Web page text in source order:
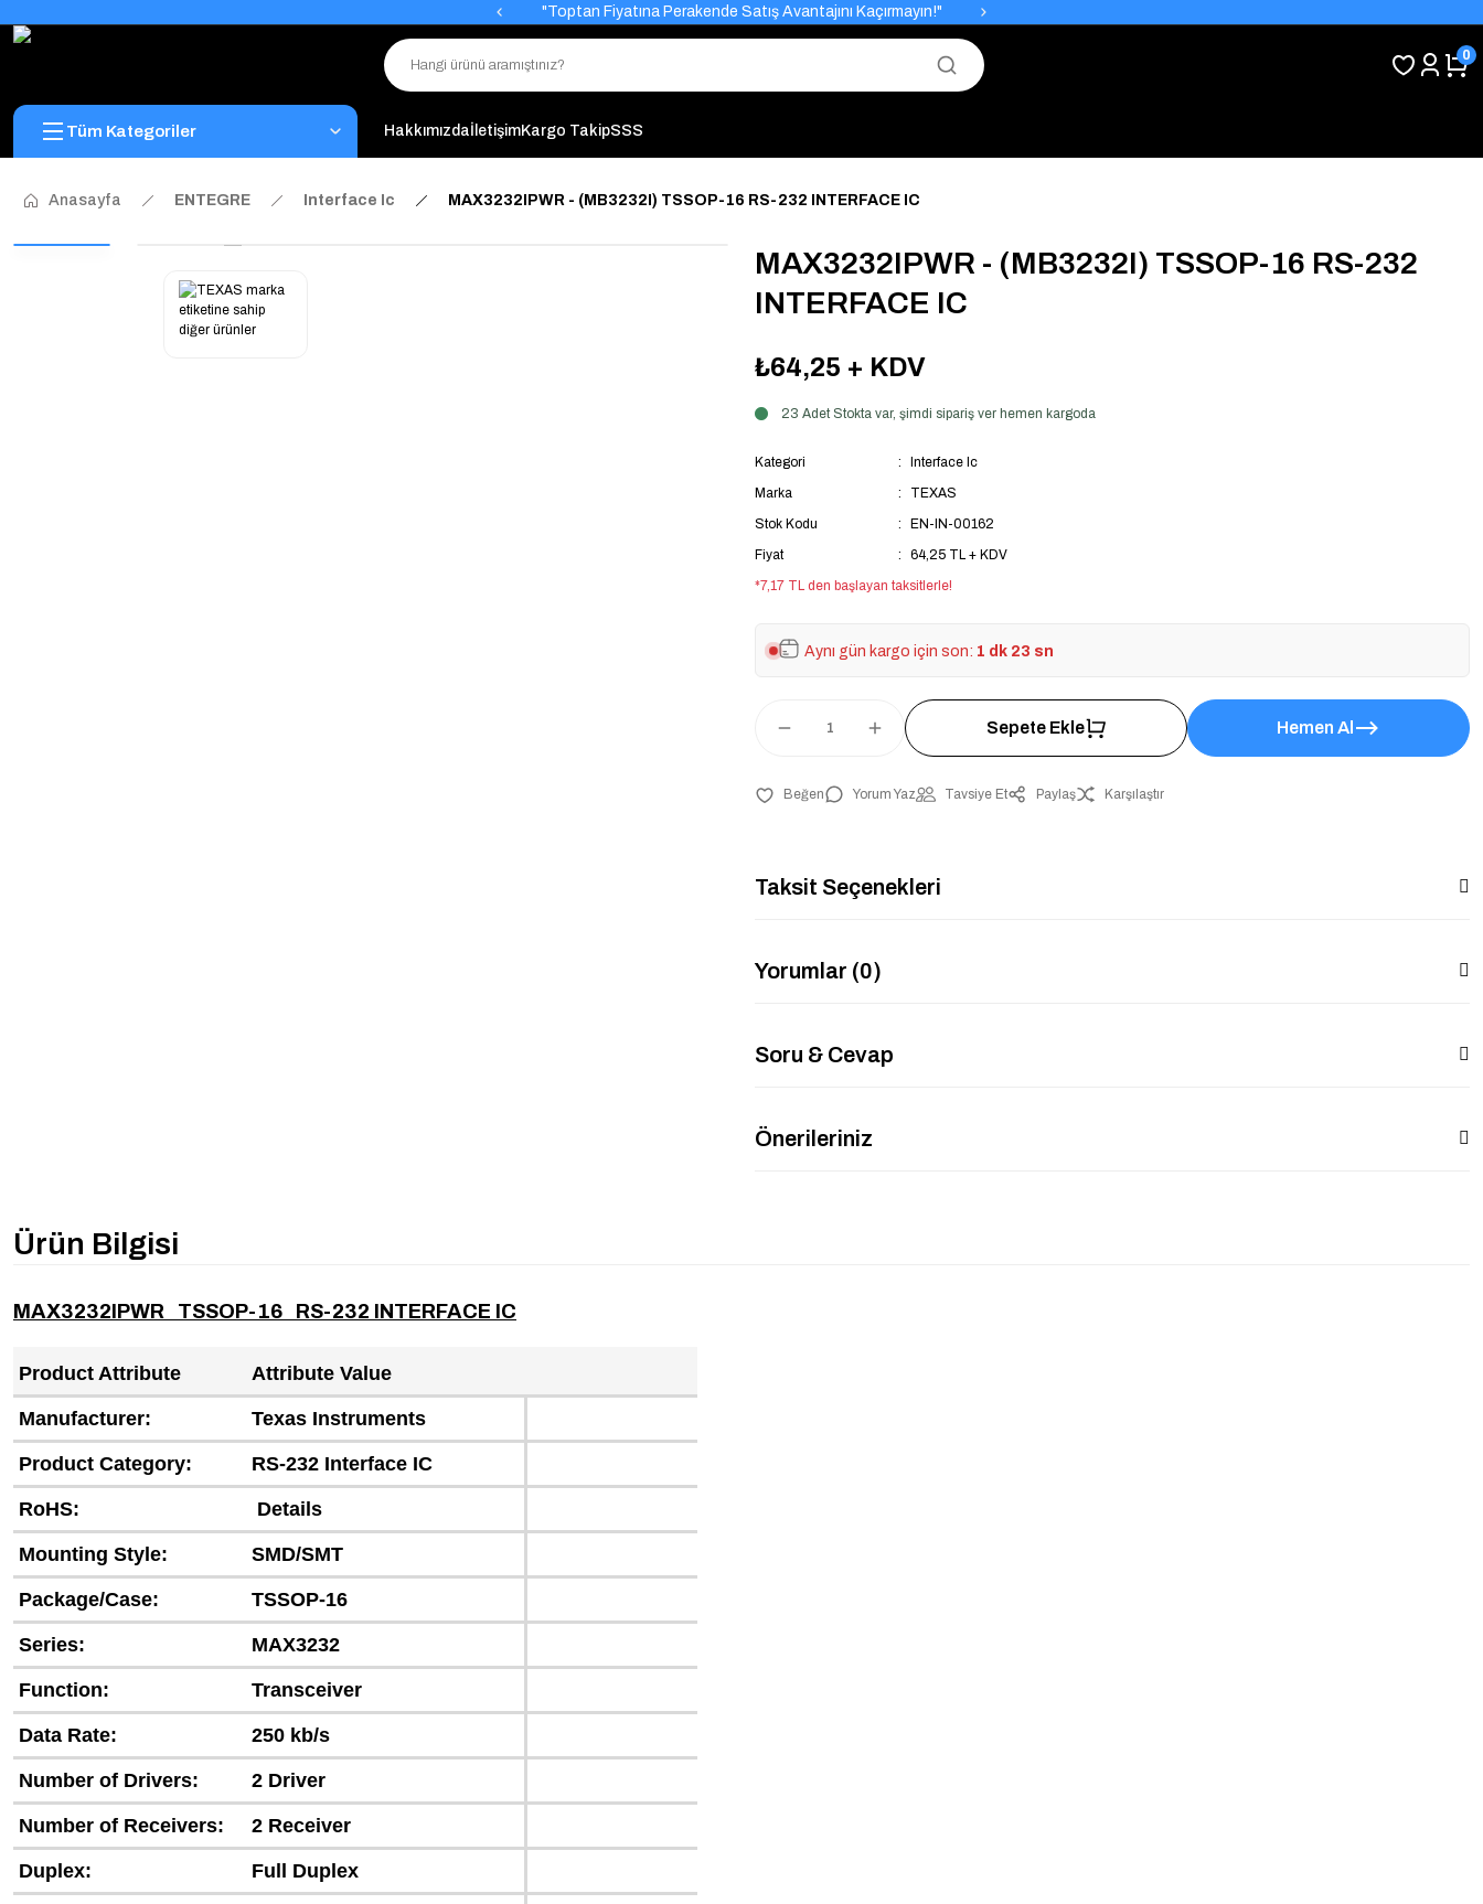
"Toptan Fiyatına Perakende Satış Avantajını Kaçırmayın!"
"Üyelere Özel: Stok Önceliği ve Proje Fiyatları."
0
Tüm Kategoriler HakkımızdaİletişimKargo TakipSSS
Anasayfa ENTEGRE Interface Ic MAX3232IPWR - (MB3232I) TSSOP-16 RS-232 INTERFACE IC
MAX3232IPWR - (MB3232I) TSSOP-16 RS-232
INTERFACE IC
₺64,25 + KDV
23 Adet Stokta var, şimdi sipariş ver hemen kargoda
Kategori
Interface Ic
Marka
TEXAS
Stok Kodu
EN-IN-00162
Fiyat
64,25 TL + KDV
*7,17 TL den başlayan taksitlerle!
Aynı gün kargo için son: 1 dk 22 sn
Sepete Ekle Hemen Al
Yorum Yaz Tavsiye Et Paylaş Karşılaştır
Taksit Seçenekleri
Yorumlar (0)
Soru & Cevap
Önerileriniz
Ürün Bilgisi
MAX3232IPWR TSSOP-16 RS-232 INTERFACE IC
Product Attribute Attribute Value
Manufacturer: Texas Instruments
Product Category: RS-232 Interface IC
RoHS: Details
Mounting Style: SMD/SMT
Package/Case: TSSOP-16
Series: MAX3232
Function: Transceiver
Data Rate: 250 kb/s
Number of Drivers: 2 Driver
Number of Receivers: 2 Receiver
Duplex: Full Duplex